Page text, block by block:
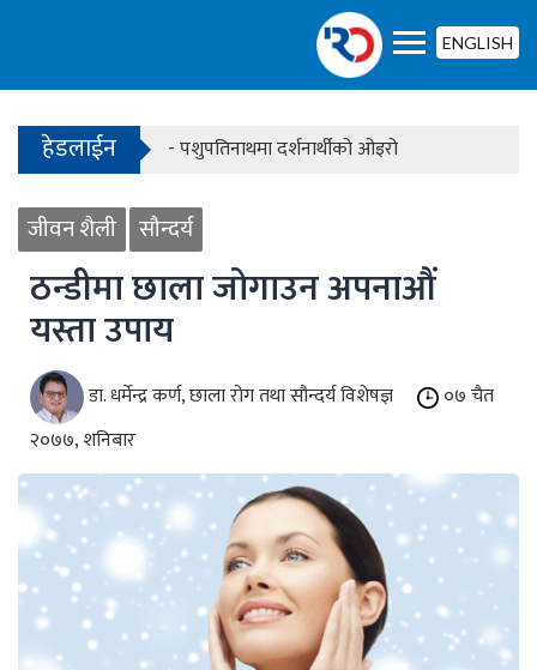
ENGLISH
हेडलाईन
- बढ्दै ग्यासको आयात, हट्दै अभाव
- मनसुन सक्रिय, देशका केही स्थानमा भारी वर्षाको
- पशुपतिनाथमा दर्शनार्थीको ओइरो
- मनसुन सक्रिय, देशका केही स्थानमा भारी वर्षाको
जीवन शैली सौन्दर्य
ठन्डीमा छाला जोगाउन अपनाऔं
यस्ता उपाय
डा. धर्मेन्द्र कर्ण, छाला रोग तथा सौन्दर्य विशेषज्ञ
०७ चैत
२०७७, शनिबार